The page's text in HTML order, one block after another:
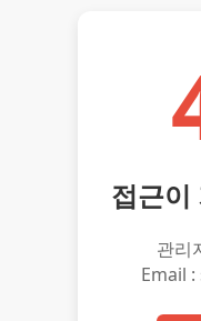
접근이
관리
Email